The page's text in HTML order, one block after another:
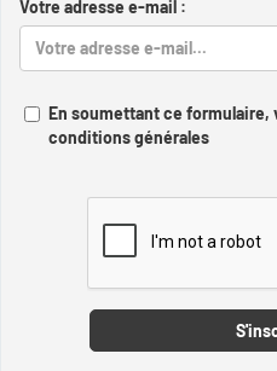
Votre adresse e-mail :
En soumettant ce formulaire,
conditions générales